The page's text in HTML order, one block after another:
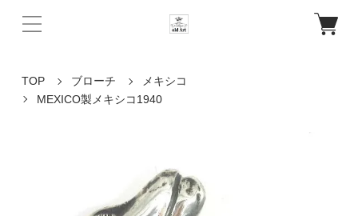
TOP ブローチ
メキシコ
MEXICO製メキシコ1940